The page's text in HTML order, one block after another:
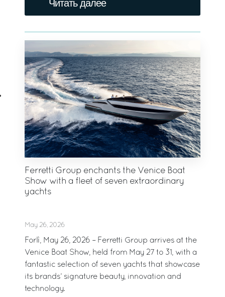
Читать далее
Ferretti Group enchants the Venice Boat
Show with a fleet of seven extraordinary
yachts
May 26, 2026
Forlì, May 26, 2026 – Ferretti Group arrives at the
Venice Boat Show, held from May 27 to 31, with a
fantastic selection of seven yachts that showcase
its brands’ signature beauty, innovation and
technology.